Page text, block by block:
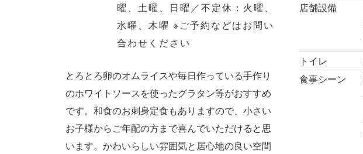
曜、土曜、日曜／不定休：火曜、
水曜、木曜 ※ご予約などはお問い
合わせください
とろとろ卵のオムライスや毎日作っている手作り
のホワイトソースを使ったグラタン等がおすすめ
です。和食のお刺身定食もありますので、小さい
お子様からご年配の方まで喜んでいただけると思
います。かわいらしい雰囲気と居心地の良い空間
店舗設備
トイレ
食事シーン